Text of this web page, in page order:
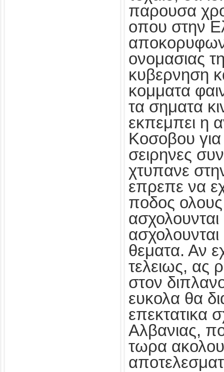
παρουσα
οπου στην
ονομασιας
κυβερνηση
κομματα
τα σηματα
εκπεμπει η
Κοσοβου για
σειρηνες
χτυπανε
επρεπε να
ποδος
ασχολουνται
ασχολουνται
θεματα. Αν
τελειως, ας
στον
ευκολα θα
επεκτατικα
Αλβανιας,
τωρα